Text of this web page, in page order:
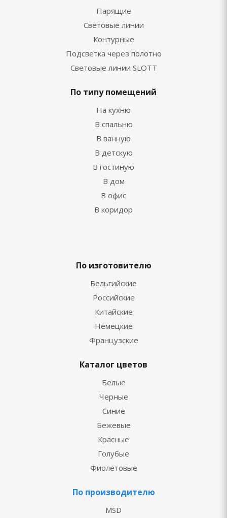
Парящие
Световые линии
Контурные
Подсветка через полотно
Световые линии SLOTT
По типу помещений
На кухню
В спальню
В ванную
В детскую
В гостиную
В дом
В офис
В коридор
По изготовителю
Бельгийские
Российские
Китайские
Немецкие
Французские
Каталог цветов
Белые
Черные
Синие
Бежевые
Красные
Голубые
Фиолетовые
По производителю
MSD